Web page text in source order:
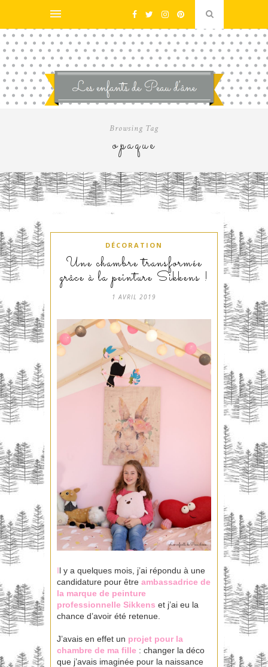
Browsing Tag
opaque
DÉCORATION
Une chambre transformée
grâce à la peinture Sikkens !
1 AVRIL 2019
Il y a quelques mois, j’ai répondu à une
candidature pour être ambassadrice de
la marque de peinture
professionnelle Sikkens et j’ai eu la
chance d’avoir été retenue.
J’avais en effet un projet pour la
chambre de ma fille : changer la déco
que j’avais imaginée pour la naissance